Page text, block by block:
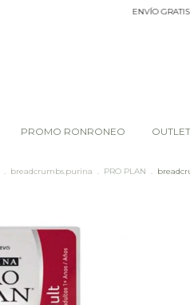
ENVÍO GRATIS
PROMO RONRONEO OUTLET
. breadcrumbs.purina . PRO PLAN .